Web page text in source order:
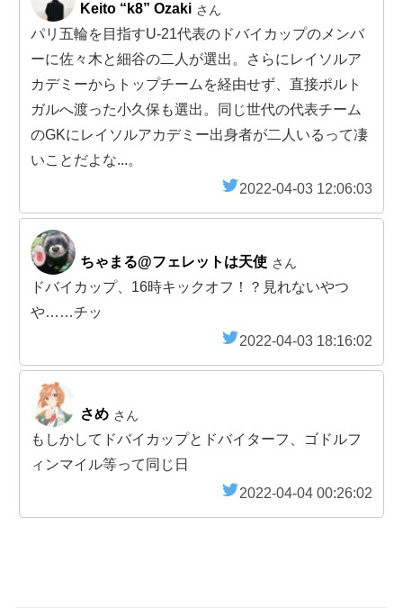
Keito “k8” Ozaki さん
パリ五輪を目指すU-21代表のドバイカップのメンバ
ーに佐々木と細谷の二人が選出。さらにレイソルア
カデミーからトップチームを経由せず、直接ポルト
ガルへ渡った小久保も選出。同じ世代の代表チーム
のGKにレイソルアカデミー出身者が二人いるって凄
いことだよな...。
2022-04-03 12:06:03
ちゃまる@フェレットは天使 さん
ドバイカップ、16時キックオフ！？見れないやつ
や……チッ
2022-04-03 18:16:02
さめ さん
もしかしてドバイカップとドバイターフ、ゴドルフ
ィンマイル等って同じ日
2022-04-04 00:26:02